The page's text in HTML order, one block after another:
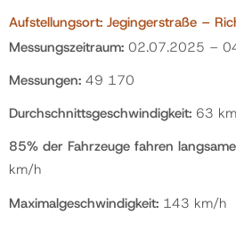
Aufstellungsort: Jegingerstraße –
Messungszeitraum: 02.07.2025 –
Messungen: 49 170
Durchschnittsgeschwindigkeit: 63
85% der Fahrzeuge fahren
km/h
Maximalgeschwindigkeit: 143 km/h